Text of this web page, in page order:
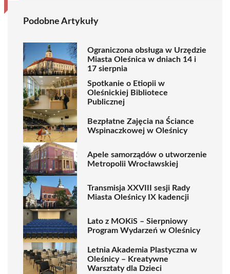
Podobne Artykuły
Ograniczona obsługa w Urzędzie
Miasta Oleśnica w dniach 14 i
17 sierpnia
Spotkanie o Etiopii w
Oleśnickiej Bibliotece
Publicznej
Bezpłatne Zajęcia na Ściance
Wspinaczkowej w Oleśnicy
Apele samorządów o utworzenie
Metropolii Wrocławskiej
Transmisja XXVIII sesji Rady
Miasta Oleśnicy IX kadencji
Lato z MOKiS – Sierpniowy
Program Wydarzeń w Oleśnicy
Letnia Akademia Plastyczna w
Oleśnicy – Kreatywne
Warsztaty dla Dzieci